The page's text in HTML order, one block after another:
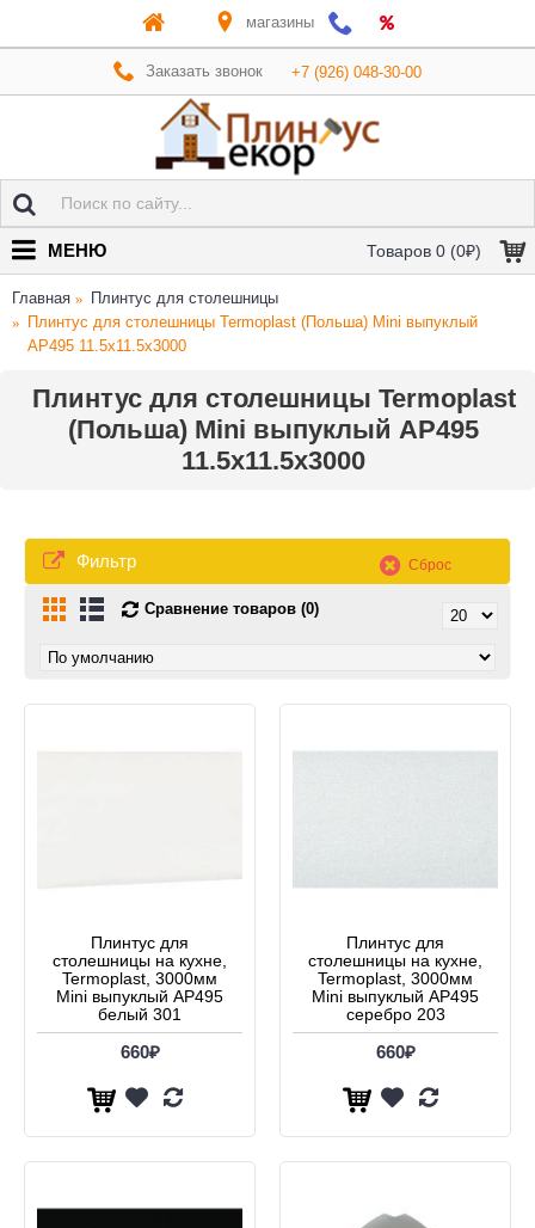
магазины
Заказать звонок +7 (926) 048-30-00
Товаров 0 (0₽)
МЕНЮ
Главная
Плинтус для столешницы
Плинтус для столешницы Termoplast (Польша) Mini выпуклый
AP495 11.5x11.5x3000
Плинтус для столешницы Termoplast
(Польша) Mini выпуклый AP495
11.5x11.5x3000
Фильтр Сброс
Сравнение товаров (0)
Плинтус для
столешницы на кухне,
Termoplast, 3000мм
Mini выпуклый AP495
белый 301
660₽
Плинтус для
столешницы на кухне,
Termoplast, 3000мм
Mini выпуклый AP495
серебро 203
660₽